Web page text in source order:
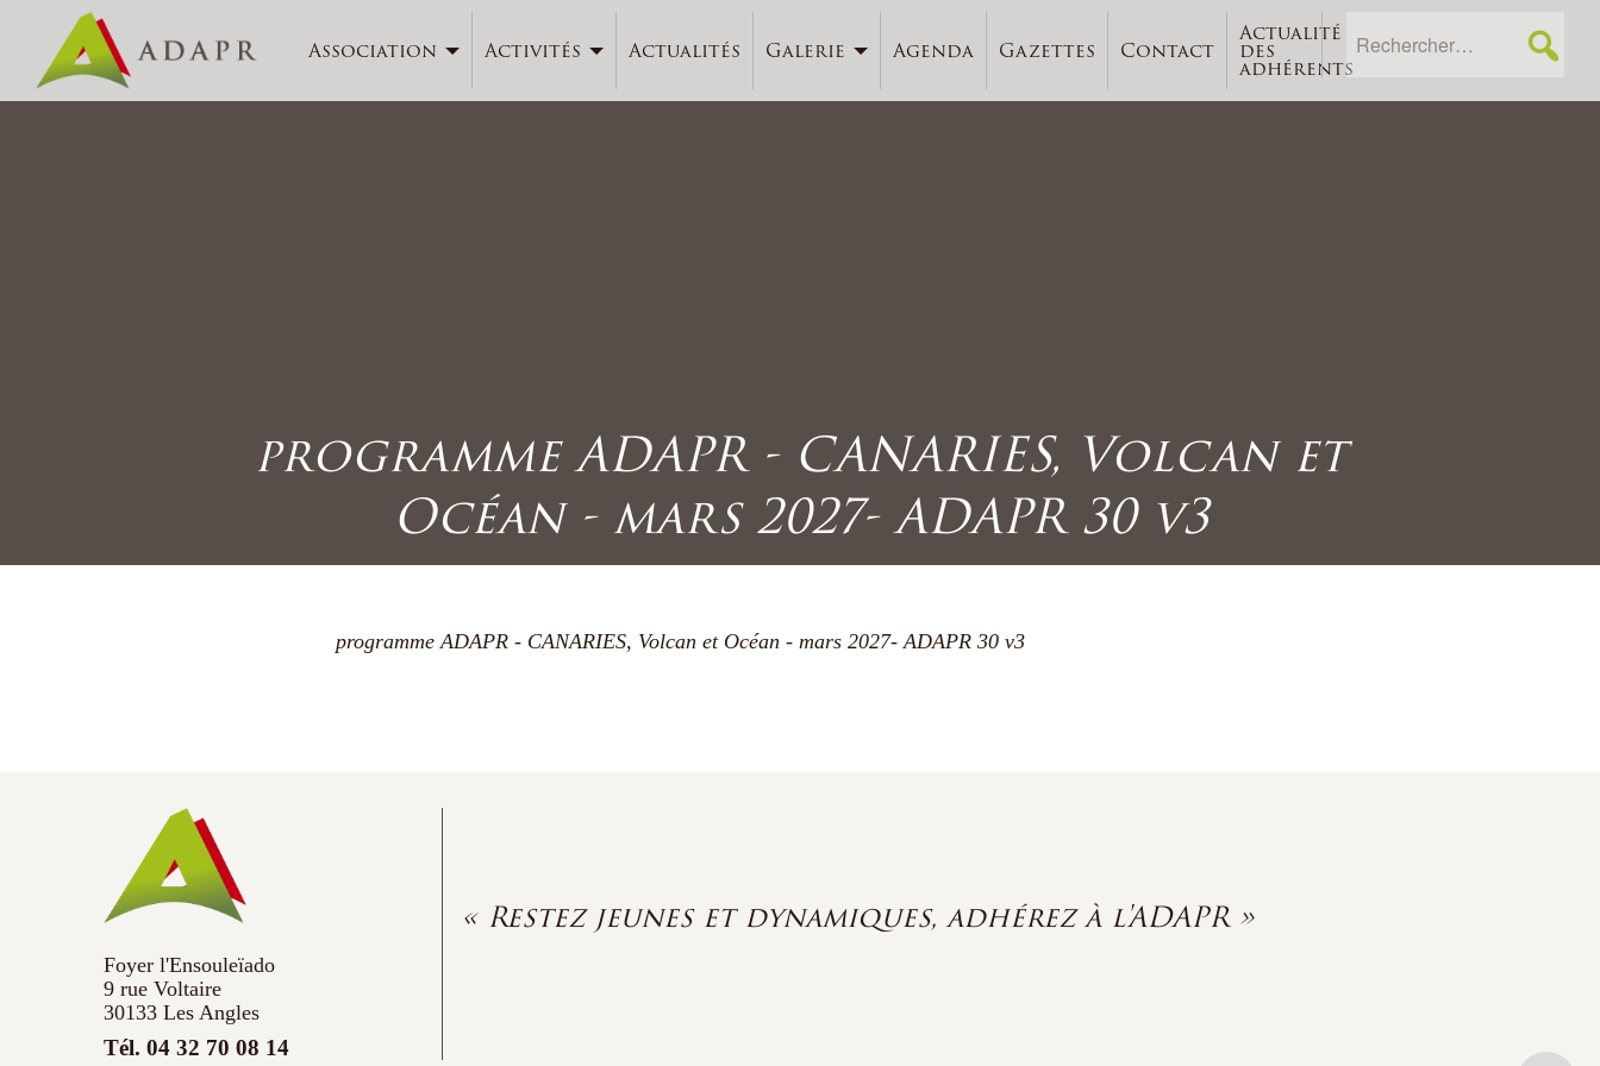
Association Activités Actualités Galerie Agenda Gazettes Contact
Actualité
des
adhérents
programme ADAPR - CANARIES, Volcan et
Océan - mars 2027- ADAPR 30 v3
programme ADAPR - CANARIES, Volcan et Océan - mars 2027- ADAPR 30 v3
Foyer l'Ensouleïado
9 rue Voltaire
30133 Les Angles
Tél. 04 32 70 08 14
« Restez jeunes et dynamiques, adhérez à l'ADAPR »